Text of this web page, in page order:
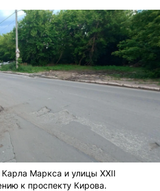
Маркса и улицы XXII
к проспекту Кирова.